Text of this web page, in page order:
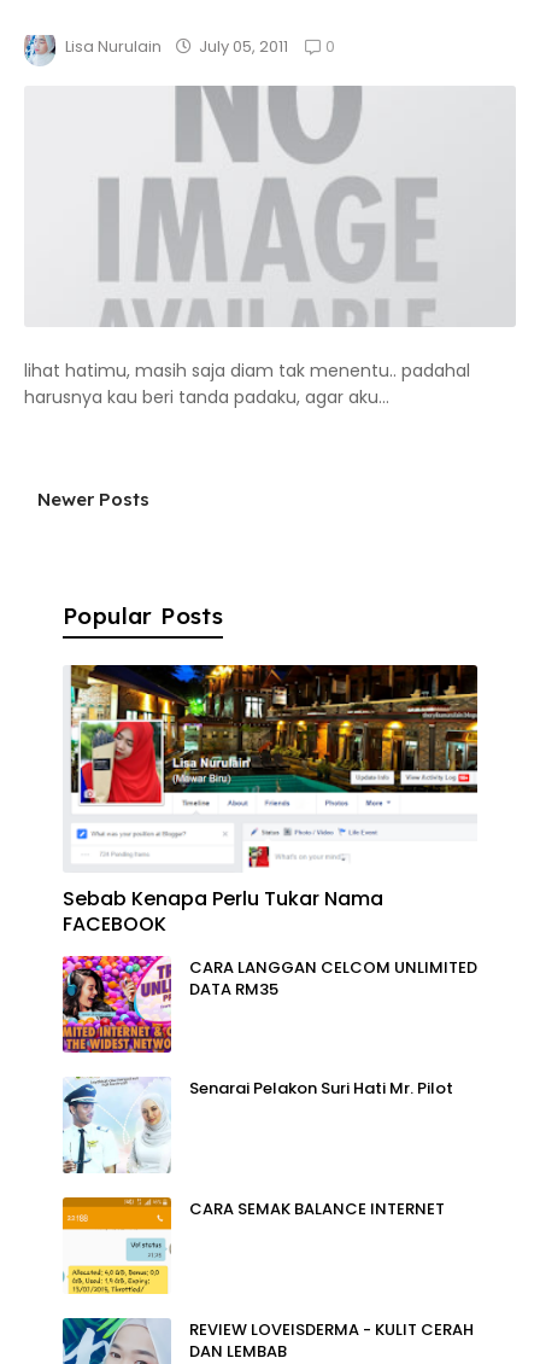
Lisa Nurulain July 05, 2011 0
lihat hatimu, masih saja diam tak menentu.. padahal
harusnya kau beri tanda padaku, agar aku...
Newer Posts
Popular Posts
Sebab Kenapa Perlu Tukar Nama
FACEBOOK
CARA LANGGAN CELCOM UNLIMITED
DATA RM35
Senarai Pelakon Suri Hati Mr. Pilot
CARA SEMAK BALANCE INTERNET
REVIEW LOVEISDERMA - KULIT CERAH
DAN LEMBAB